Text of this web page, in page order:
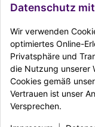
Mehr Infos zu den
Ausgezeichnet
Impressum|
Datenschutz
Wir verwenden
optimiertes Online-
Privatsphäre und
die Nutzung unserer
Cookies gemäß
Vertrauen ist unser
Versprechen.